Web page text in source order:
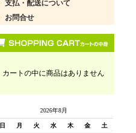
支払・配送について
お問合せ
カートの中に商品はありません
2026年8月
日 月 火 水 木 金 土